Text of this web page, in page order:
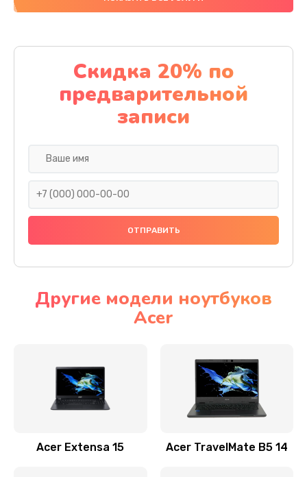
Заказать
Чистка от пыли
1060 руб.
Заказать
Ремонт подсветки
Настройка BIOS
Замена видеочипа
Заказать
Скидка 20% по
предварительной
записи
Другие модели ноутбуков
Acer
Acer Extensa 15 Acer TravelMate B5 14